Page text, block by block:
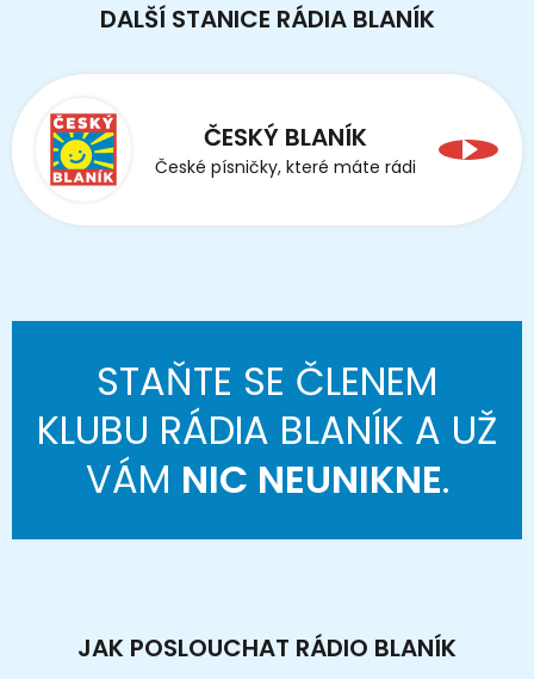
DALŠÍ STANICE RÁDIA BLANÍK
ČESKÝ BLANÍK
České písničky, které máte rádi
STAŇTE SE ČLENEM
KLUBU RÁDIA BLANÍK A UŽ
VÁM NIC NEUNIKNE.
JAK POSLOUCHAT RÁDIO BLANÍK